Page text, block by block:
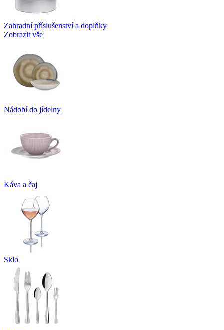
Zahradní příslušenství a doplňky
Zobrazit vše
Nádobí do jídelny
Káva a čaj
Sklo